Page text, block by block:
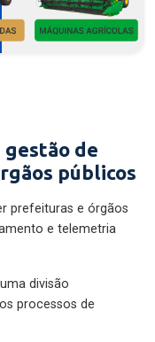
de
públicos
prefeituras e órgãos
e telemetria
divisão
processos de